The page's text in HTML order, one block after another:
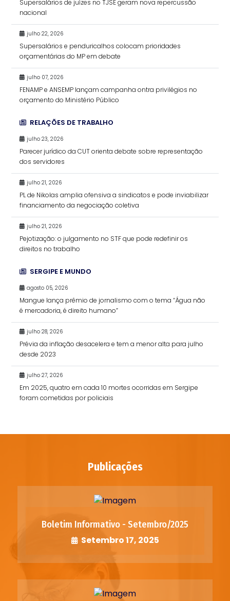
Supersalários de juízes no TJSE geram nova repercussão
nacional
julho 22, 2026
Supersalários e penduricalhos colocam prioridades
orçamentárias do MP em debate
julho 07, 2026
FENAMP e ANSEMP lançam campanha ontra privilégios no
orçamento do Ministério Público
RELAÇÕES DE TRABALHO
julho 23, 2026
Parecer jurídico da CUT orienta debate sobre representação
dos servidores
julho 21, 2026
PL de Nikolas amplia ofensiva a sindicatos e pode inviabilizar
financiamento da negociação coletiva
julho 21, 2026
Pejotização: o julgamento no STF que pode redefinir os
direitos no trabalho
SERGIPE E MUNDO
agosto 05, 2026
Mangue lança prêmio de jornalismo com o tema “Água não
é mercadoria, é direito humano”
julho 28, 2026
Prévia da inflação desacelera e tem a menor alta para julho
desde 2023
julho 27, 2026
Em 2025, quatro em cada 10 mortes ocorridas em Sergipe
foram cometidas por policiais
Publicações
Boletim Informativo - Setembro/2025
Setembro 17, 2025